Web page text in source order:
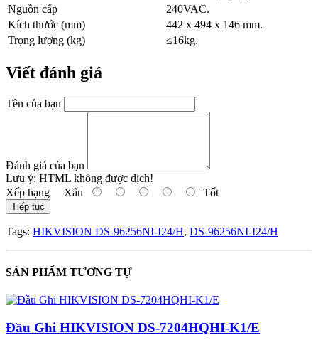
Nguồn cấp
240VAC.
Kích thước (mm)
442 x 494 x 146 mm.
Trọng lượng (kg)
≤16kg.
Viết đánh giá
Tên của bạn
Đánh giá của bạn
Lưu ý: HTML không được dịch!
Xếp hạng Xấu Tốt
Tiếp tục
Tags: HIKVISION DS-96256NI-I24/H, DS-96256NI-I24/H
SẢN PHẨM TƯƠNG TỰ
Đầu Ghi HIKVISION DS-7204HQHI-K1/E